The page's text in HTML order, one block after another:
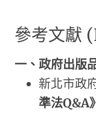
參考文獻
一、政府出版
新北市政
準法Q&A》